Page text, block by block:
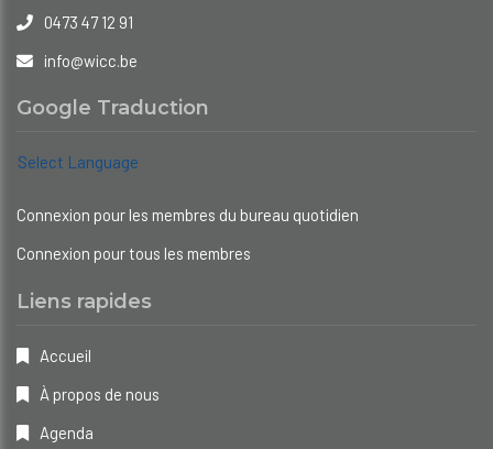
0473 47 12 91
info@wicc.be
Google Traduction
Select Language
Connexion pour les membres du bureau quotidien
Connexion pour tous les membres
Liens rapides
Accueil
À propos de nous
Agenda